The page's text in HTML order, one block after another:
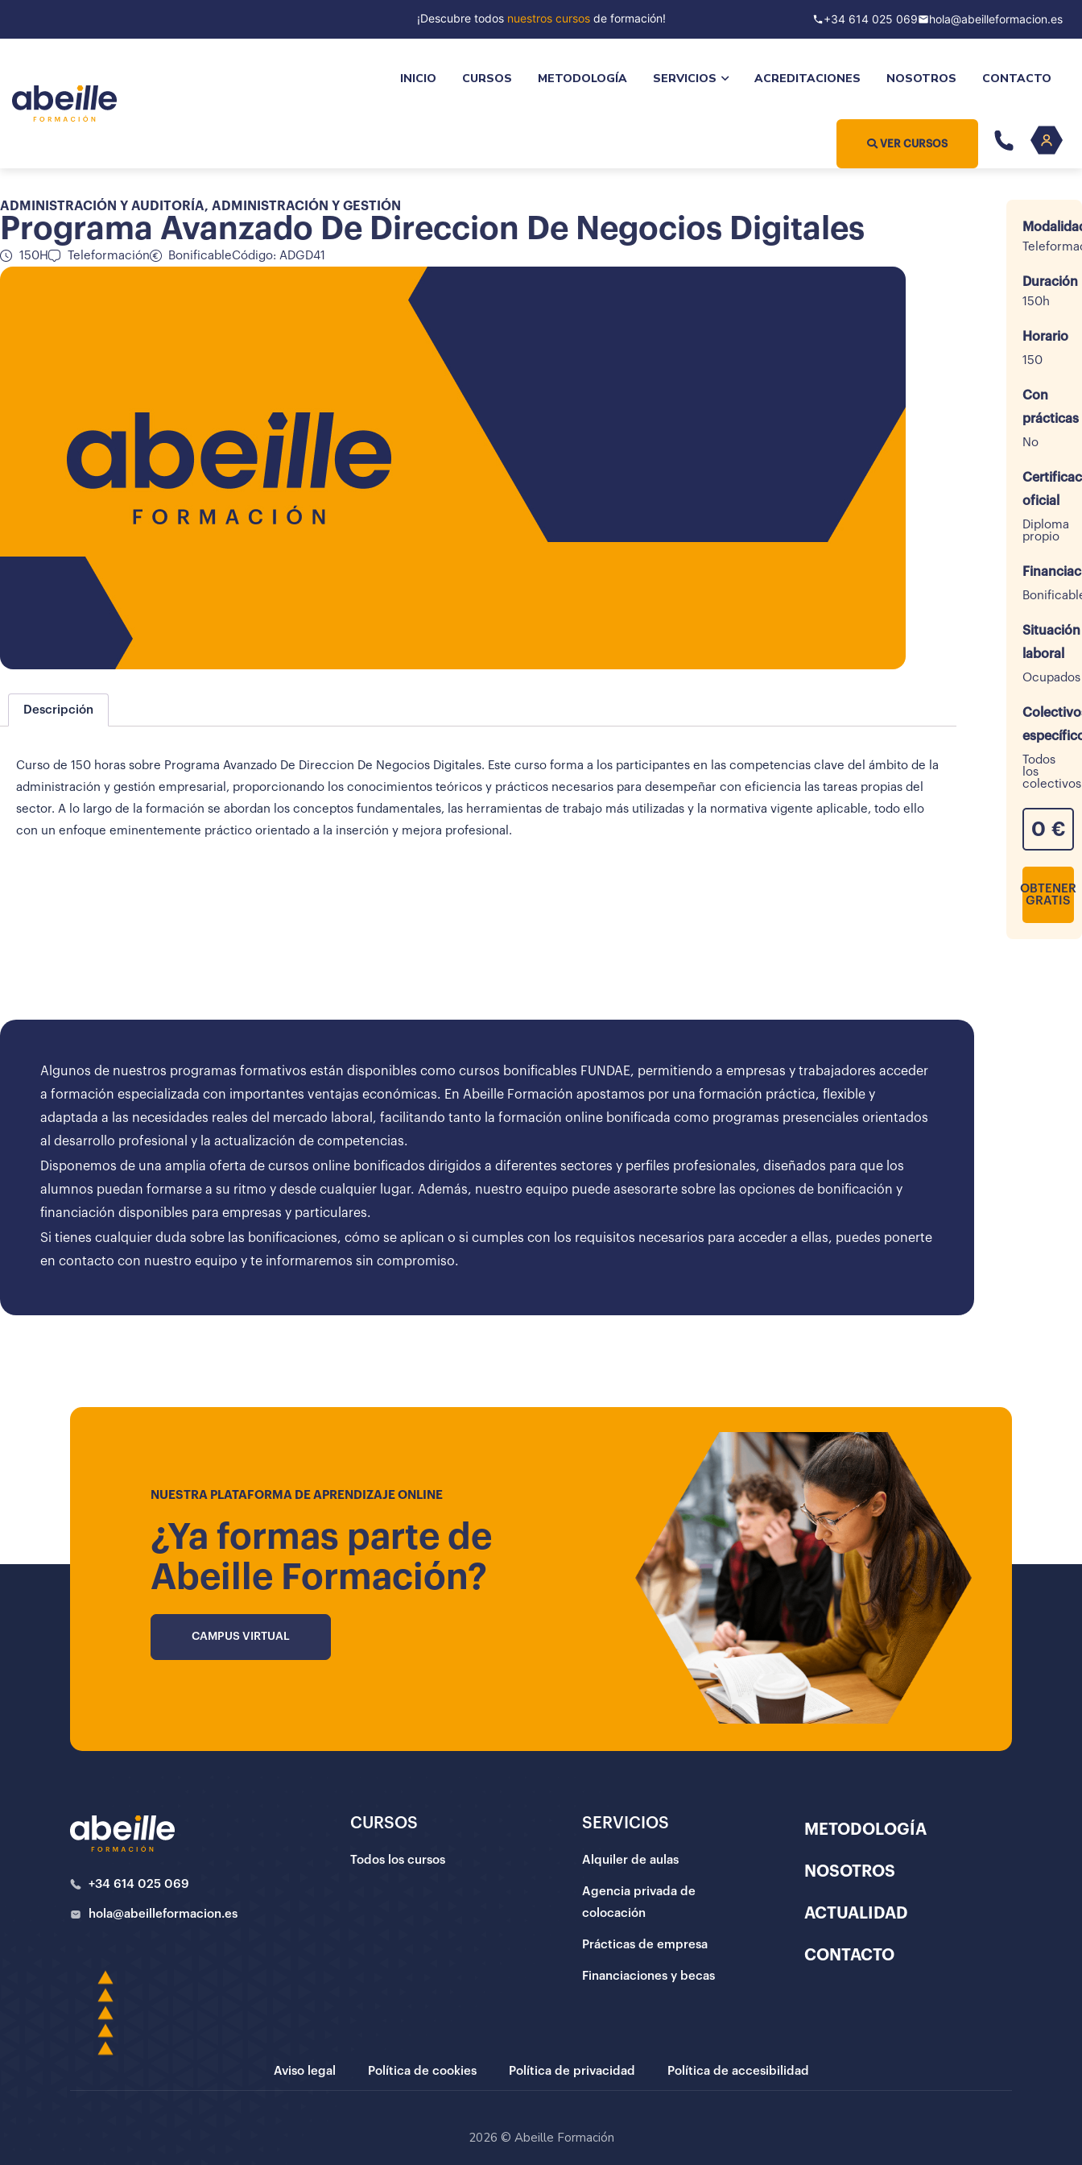
¡Descubre todos nuestros cursosde formación! +34 614 025 069 hola@abeilleformacion.es
INICIO CURSOS METODOLOGÍA SERVICIOS ACREDITACIONES NOSOTROS CONTACTO
VER CURSOS
ADMINISTRACIÓN Y AUDITORÍA, ADMINISTRACIÓN Y GESTIÓN
Programa Avanzado De Direccion De Negocios Digitales
150H Teleformación BonificableCódigo: ADGD41
Descripción
Curso de 150 horas sobre Programa Avanzado De Direccion De Negocios Digitales. Este curso forma a los participantes en las competencias clave del ámbito de la
administración y gestión empresarial, proporcionando los conocimientos teóricos y prácticos necesarios para desempeñar con eficiencia las tareas propias del
sector. A lo largo de la formación se abordan los conceptos fundamentales, las herramientas de trabajo más utilizadas y la normativa vigente aplicable, todo ello
con un enfoque eminentemente práctico orientado a la inserción y mejora profesional.
Duración
150h
Horario
150
Con
prácticas
No
oficial
Diploma
propio
Situación
laboral
Ocupados
Todos
los
colectivos
0 €
OBTENER
GRATIS
Algunos de nuestros programas formativos están disponibles como cursos bonificables FUNDAE, permitiendo a empresas y trabajadores acceder
a formación especializada con importantes ventajas económicas. En Abeille Formación apostamos por una formación práctica, flexible y
adaptada a las necesidades reales del mercado laboral, facilitando tanto la formación online bonificada como programas presenciales orientados
al desarrollo profesional y la actualización de competencias.
Disponemos de una amplia oferta de cursos online bonificados dirigidos a diferentes sectores y perfiles profesionales, diseñados para que los
alumnos puedan formarse a su ritmo y desde cualquier lugar. Además, nuestro equipo puede asesorarte sobre las opciones de bonificación y
financiación disponibles para empresas y particulares.
Si tienes cualquier duda sobre las bonificaciones, cómo se aplican o si cumples con los requisitos necesarios para acceder a ellas, puedes ponerte
en contacto con nuestro equipo y te informaremos sin compromiso.
NUESTRA PLATAFORMA DE APRENDIZAJE ONLINE
¿Ya formas parte de
Abeille Formación?
CAMPUS VIRTUAL
+34 614 025 069
hola@abeilleformacion.es
CURSOS
Todos los cursos
SERVICIOS
Alquiler de aulas
Agencia privada de
colocación
Prácticas de empresa
Financiaciones y becas
METODOLOGÍA
NOSOTROS
ACTUALIDAD
CONTACTO
Aviso legal Política de cookies Política de privacidad Política de accesibilidad
2026 © Abeille Formación